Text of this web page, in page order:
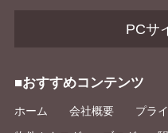
PCサ
■おすすめコンテンツ
ホーム 会社概要 プラ